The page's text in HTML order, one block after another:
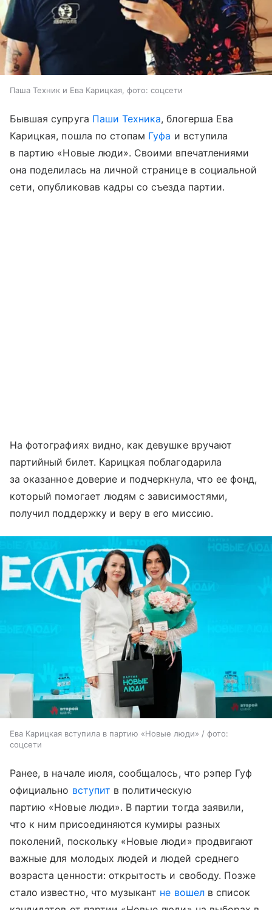
Паша Техник и Ева Карицкая, фото: соцсети
Бывшая супруга Паши Техника, блогерша Ева
Карицкая, пошла по стопам Гуфа и вступила
в партию «Новые люди». Своими впечатлениями
она поделилась на личной странице в социальной
сети, опубликовав кадры со съезда партии.
На фотографиях видно, как девушке вручают
партийный билет. Карицкая поблагодарила
за оказанное доверие и подчеркнула, что ее фонд,
который помогает людям с зависимостями,
получил поддержку и веру в его миссию.
Ева Карицкая вступила в партию «Новые люди» / фото:
соцсети
Ранее, в начале июля, сообщалось, что рэпер Гуф
официально вступит в политическую
партию «Новые люди». В партии тогда заявили,
что к ним присоединяются кумиры разных
поколений, поскольку «Новые люди» продвигают
важные для молодых людей и людей среднего
возраста ценности: открытость и свободу. Позже
стало известно, что музыкант не вошелв список